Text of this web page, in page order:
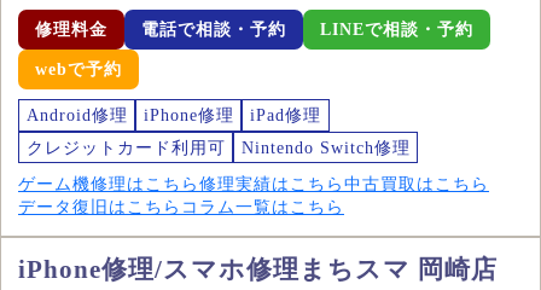
修理料金 電話で相談・予約 LINEで相談・予約
webで予約
Android修理 iPhone修理
iPad修理
クレジットカード利用可
Nintendo Switch修理
ゲーム機修理はこちら 修理実績はこちら 中古買取はこちら
データ復旧はこちら コラム一覧はこちら
iPhone修理/スマホ修理まちスマ 岡崎店